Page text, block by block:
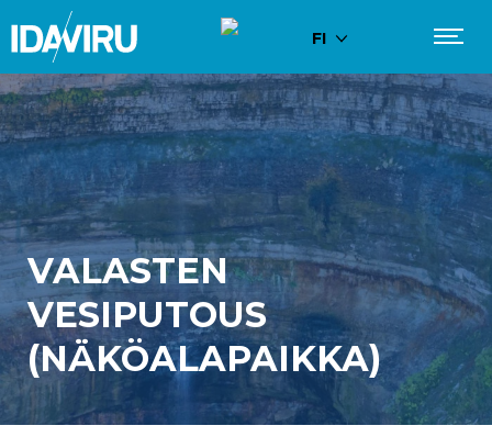
FI
VALASTEN
VESIPUTOUS
(NÄKÖALAPAIKKA)